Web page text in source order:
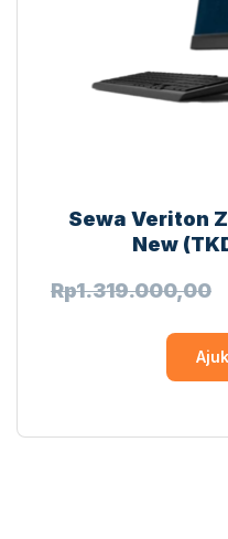
Sewa Veriton
New
Rp1.319.000,00